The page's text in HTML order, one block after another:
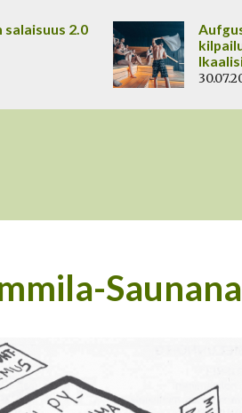
salaisuus 2.0